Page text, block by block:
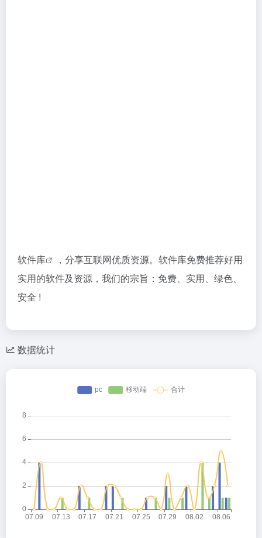
软件库
，分享互联网优质资源。软件库免费推荐好用
实用的软件及资源，我们的宗旨：免费、实用、绿色、
安全 !
数据统计